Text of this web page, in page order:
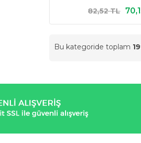
82,52 TL
Bu kategoride toplam